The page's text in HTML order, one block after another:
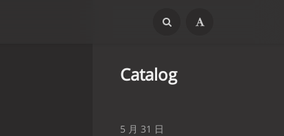
Catalog
5 月 31 日